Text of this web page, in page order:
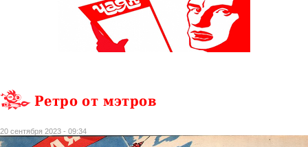
Ретро от мэтров
20 сентября 2023 - 09:34